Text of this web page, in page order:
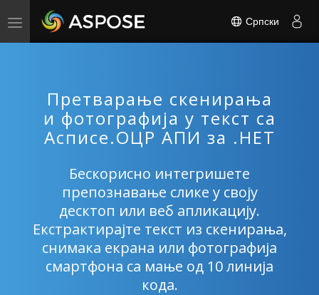
Toggle
navigation
Српски
Претварање скенирања
и фотографија у текст са
Асписе.ОЦР АПИ за .НЕТ
Бескорисно интегришете
препознавање слике у своју
десктоп или веб апликацију.
Екстрактирајте текст из скенирања,
снимака екрана или фотографија
смартфона са мање од 10 линија
кода.